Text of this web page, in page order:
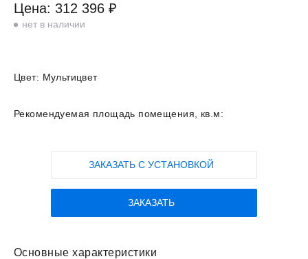
Цена: 312 396 ₽
нет в наличии
Цвет: Мультицвет
Рекомендуемая площадь помещения, кв.м:
ЗАКАЗАТЬ С УСТАНОВКОЙ
ЗАКАЗАТЬ
Основные характеристики